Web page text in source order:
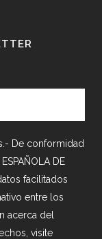
De conformidad
DE
facilitados
entre los
acerca del
visite